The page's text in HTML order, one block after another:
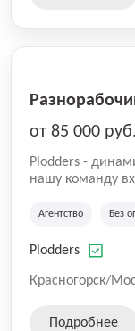
от 85 000
Plodders -
нашу команду
на рынке
оказываемых
Агентство Без
Plodders
Красногорск/
Подробнее